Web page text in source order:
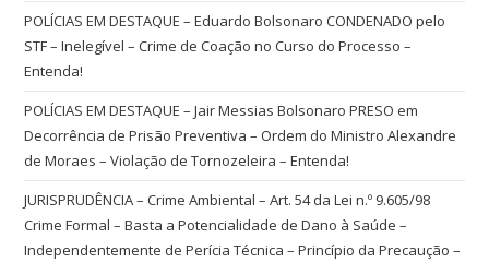
POLÍCIAS EM DESTAQUE – Eduardo Bolsonaro CONDENADO pelo
STF – Inelegível – Crime de Coação no Curso do Processo –
Entenda!
POLÍCIAS EM DESTAQUE – Jair Messias Bolsonaro PRESO em
Decorrência de Prisão Preventiva – Ordem do Ministro Alexandre
de Moraes – Violação de Tornozeleira – Entenda!
JURISPRUDÊNCIA – Crime Ambiental – Art. 54 da Lei n.º 9.605/98
Crime Formal – Basta a Potencialidade de Dano à Saúde –
Independentemente de Perícia Técnica – Princípio da Precaução –